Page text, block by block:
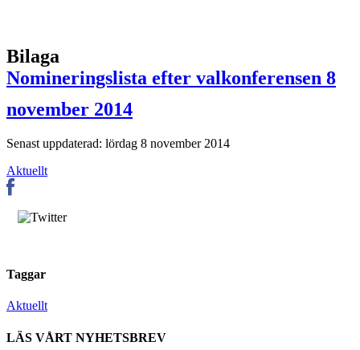
Bilaga
Nomineringslista efter valkonferensen 8
november 2014
Senast uppdaterad: lördag 8 november 2014
Aktuellt
Taggar
Aktuellt
LÄS VÅRT NYHETSBREV